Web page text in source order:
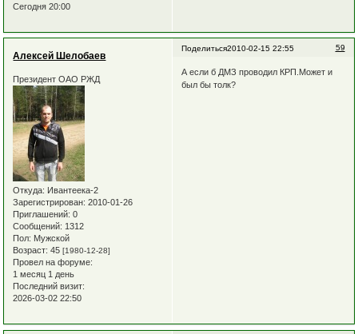
Сегодня 20:00
Поделиться 59
2010-02-15 22:55
Алексей Шелобаев
Президент ОАО РЖД
Откуда: Ивантеека-2
Зарегистрирован: 2010-01-26
Приглашений: 0
Сообщений: 1312
Пол: Мужской
Возраст: 45[1980-12-28]
Провел на форуме:
1 месяц 1 день
Последний визит:
2026-03-02 22:50
А если б ДМЗ проводил КРП.Может и
был бы толк?